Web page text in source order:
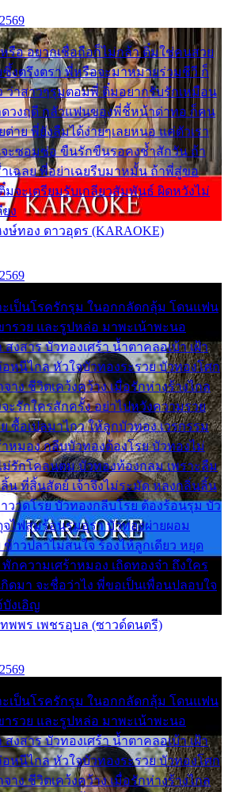
รือ อยากเชื่อถือก็ไม่กล้า ติ๋มใช่คนสวย
ซึ้งตรึงตรา พี่หรือจะมาหมายร่วมชีวี ก็
ว่าสาวๆรุมตอมพี่ ติ๋มอยากรับรักเหมือน
วงฤดี กลัวแฟนของพี่ชี้หน้าด่าทอ ก็คน
าย พี่ยังลืมได้ง่ายๆเลยหนอ แค่ตัวเรา
ะซอมซ่อ ขืนรักขืนรอคงช้ำสักวัน ถ้า
เฉลย พี่อย่าเฉยรีบมาหมั้น ถ้าพี่สู่ขอ
มจะเตรียมรับเกลียวสัมพันธ์ ผิดหวังไม่
ง
ษ์ทอง ดาวอุดร (KARAOKE)
ะเป็นโรครักรุม ในอกกลัดกลุ้ม โดนแฟน
ารวย และรูปหล่อ มาพะเน้าพะนอ
สงสาร บัวทองเศร้า น้ำตาคลอเบ้า เฝ้า
หนีไกล หัวใจบัวทองระรวย บัวทองโศก
จาง ชีวิตเคว้งคว้าง เมื่อรักห่างร้างไกล
ะรักใครสักครั้ง อย่าไปหวังความรวย
ซื้อเปลมาไกว ให้ลูกบัวทอง เวรกรรม
หมอง กลีบบัวทองต้องโรย บัวทองไม่
ม่รักโคลนตม บัวทองท้องกลม เพราะลืม
น ที่สิ้นสัตย์ เจ้าจึงไม่ระมัด หลงกลิ่นลิ้น
วาดโรย บัวทองกลีบโรย ต้องร้อนรุม บัว
ไฟสุมร้อนรุมอุรา บัวทองผ่ายผอม
าวปลาไม่สนใจ ร้องไห้ลูกเดียว หยุด
พักความเศร้าหมอง เถิดทองจ๋า ถึงใคร
กิดมา จะชื่อว่าไง พี่ขอเป็นเพื่อนปลอบใจ
บังเอิญ
ทพพร เพชรอุบล (ซาวด์ดนตรี)
ะเป็นโรครักรุม ในอกกลัดกลุ้ม โดนแฟน
ารวย และรูปหล่อ มาพะเน้าพะนอ
สงสาร บัวทองเศร้า น้ำตาคลอเบ้า เฝ้า
หนีไกล หัวใจบัวทองระรวย บัวทองโศก
จาง ชีวิตเคว้งคว้าง เมื่อรักห่างร้างไกล